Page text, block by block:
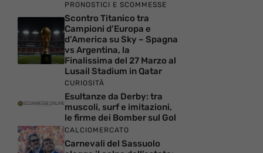
PRONOSTICI E SCOMMESSE
Scontro Titanico tra
Campioni d’Europa e
d’America su Sky – Spagna
vs Argentina, la
Finalissima del 27 Marzo al
Lusail Stadium in Qatar
CURIOSITÀ
Esultanze da Derby: tra
muscoli, surf e imitazioni,
le firme dei Bomber sul Gol
CALCIOMERCATO
Carnevali del Sassuolo